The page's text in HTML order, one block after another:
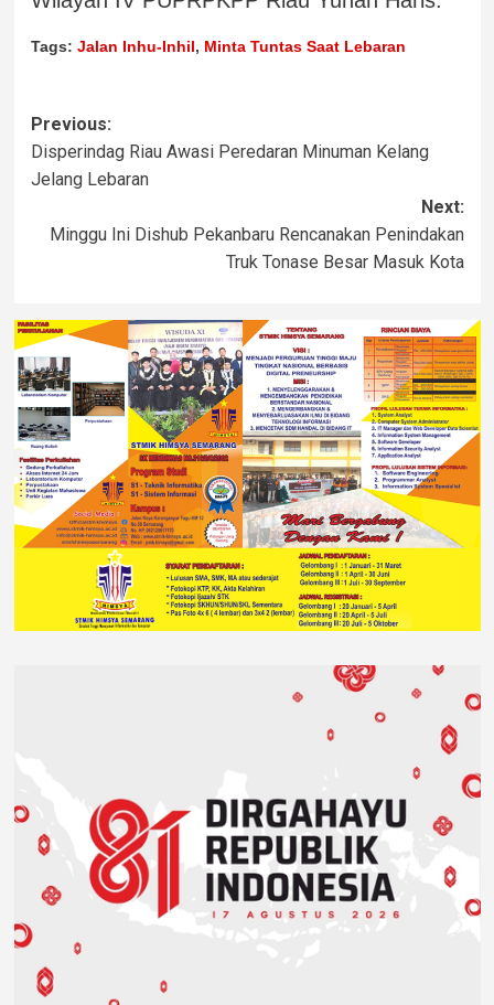
Tags: Jalan Inhu-Inhil, Minta Tuntas Saat Lebaran
Previous:
Disperindag Riau Awasi Peredaran Minuman Kelang
Jelang Lebaran
Next:
Minggu Ini Dishub Pekanbaru Rencanakan Penindakan
Truk Tonase Besar Masuk Kota